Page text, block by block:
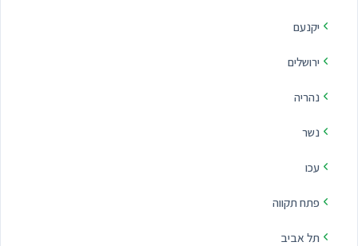
יקנעם
ירושלים
נהריה
נשר
עכו
פתח תקווה
תל אביב